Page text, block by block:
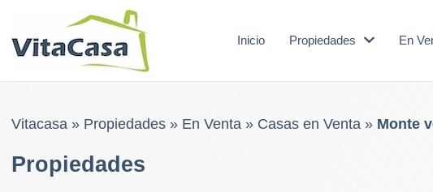
Inicio Propiedades En
Vitacasa» Propiedades» En Venta» Casas en Venta» Monte
Propiedades